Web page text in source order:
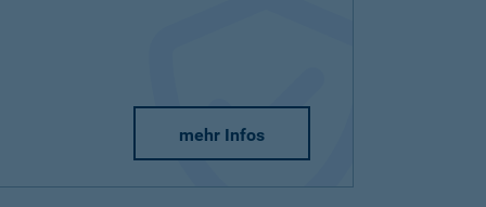
mehr Infos